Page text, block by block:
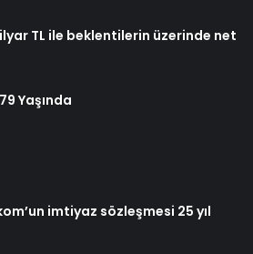
TL ile beklentilerin üzerinde net
Yaşında
imtiyaz sözleşmesi 25 yıl